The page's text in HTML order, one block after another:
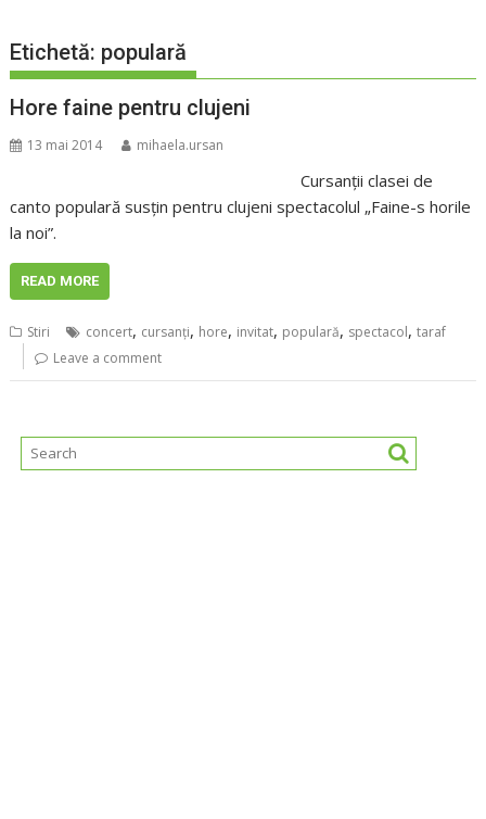
Etichetă: populară
Hore faine pentru clujeni
13 mai 2014 mihaela.ursan
Cursanţii clasei de
canto populară susţin pentru clujeni spectacolul „Faine-s horile
la noi”.
READ MORE
Stiri concert, cursanţi, hore, invitat, populară, spectacol,taraf
Leave a comment